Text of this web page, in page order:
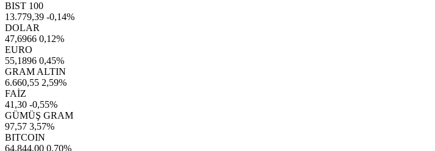
BIST 100
13.779,39 -0,14%
DOLAR
47,6966 0,12%
EURO
55,1896 0,45%
GRAM ALTIN
6.660,55 2,59%
FAİZ
41,30 -0,55%
GÜMÜŞ GRAM
97,57 3,57%
BITCOIN
64.844,00 0,70%